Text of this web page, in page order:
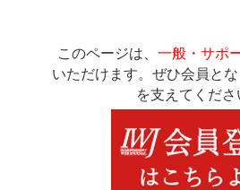
このページは、 一般・サポ
いただけます。ぜひ会員と
を支えてくださ